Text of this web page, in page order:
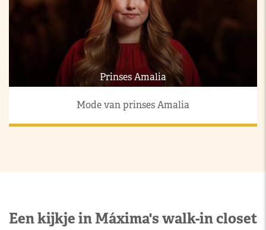
Prinses Amalia
Mode van prinses Amalia
Een kijkje in Máxima's walk-in closet